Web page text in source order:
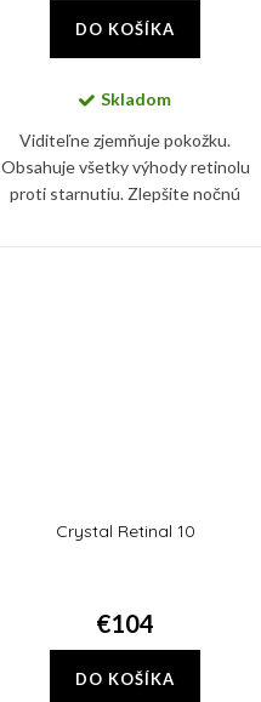
DO KOŠÍKA
Skladom
Viditeľne zjemňuje pokožku.
Obsahuje všetky výhody retinolu
proti starnutiu. Zlepšite nočnú
Crystal Retinal 10
€104
DO KOŠÍKA